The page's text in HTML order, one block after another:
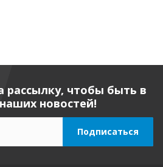
рассылку, чтобы быть в
новостей!